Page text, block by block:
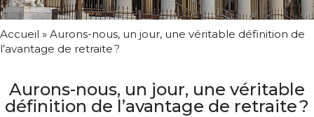
Accueil » Aurons-nous, un jour, une véritable définition de
l’avantage de retraite ?
Aurons-nous, un jour, une véritable
définition de l’avantage de retraite ?